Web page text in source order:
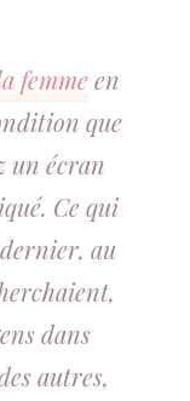
femmeen
que
un écran
Ce qui
au
dans
autres,